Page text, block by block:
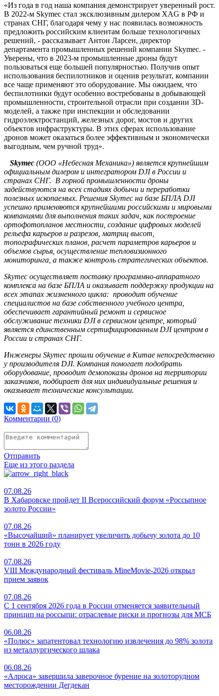
«Из года в год наша компания демонстрирует уверенный рост.
В 2022-м Skymec стал эксклюзивным дилером XAG в РФ и
странах СНГ, благодаря чему у нас появилась возможность
предложить российским клиентам больше технологичных
решений, - рассказывает Антон Ларсен, директор
департамента промышленных решений компании Skymec. -
Уверены, что в 2023-м промышленные дроны будут
пользоваться еще большей популярностью. Получив опыт
использования беспилотников и оценив результат, компании
все чаще применяют это оборудование. Мы ожидаем, что
беспилотники будут особенно востребованы в добывающей
промышленности, строительной отрасли при создании 3D-
моделей, а также при инспекции и обследовании
гидроэлектростанций, железных дорог, мостов и других
объектов инфраструктуры. В этих сферах использование
дронов может оказаться более эффективным и экономически
выгодным, чем ручной труд».
Skymec (ООО «Небесная Механика») является крупнейшим
официальным дилером и интегратором DJI в России и
странах СНГ. В горной промышленности дроны
задействуются на всех стадиях добычи и переработки
полезных ископаемых. Решения Skymec на базе БПЛА DJI
успешно применяются крупнейшими российскими и мировыми
компаниями для выполнения таких задач, как построение
ортофотопланов местности, создание цифровых моделей
рельефа карьеров и разрезов, матриц высот,
топографических планов, расчет параметров карьеров и
объемов сырья, осуществление тепловизионного
мониторинга, а также контроль стратегических объектов.
Skymec осуществляет поставку программно-аппаратного
комплекса на базе БПЛА и оказывает поддержку продукции на
всех этапах жизненного цикла: проводит обучение
специалистов на базе собственного учебного центра,
обеспечивает гарантийный ремонт и сервисное
обслуживание техники DJI в сервисном центре, который
является единственным сертифицированным DJI центром в
России и странах СНГ.
Инженеры Skymec прошли обучение в Китае непосредственно
у производителя DJI. Компания помогает подобрать
оборудование, проводит демопоказы дронов на территории
заказчиков, подбирает для них индивидуальные решения и
оказывает технические консультации.
Комментарии (0)
Отправить
Еще из этого раздела
07.08.26
В Хабаровске пройдет II Всероссийский форум «Россыпное
золото России»
07.08.26
«Высочайший» планирует увеличить добычу золота до 10
тонн в 2026 году
07.08.26
VIII Международный фестиваль MineMovie-2026 открыл
прием заявок
07.08.26
С 1 сентября 2026 года в России отменяется заявительный
принцип на россыпи: отраслевые риски и прогнозы для МСБ
06.08.26
«Полюс» запатентовал технологию извлечения до 98% золота
из металлургического шлака
06.08.26
«Алроса» завершила заверочное бурение на золоторудном
месторождении Дегдекан